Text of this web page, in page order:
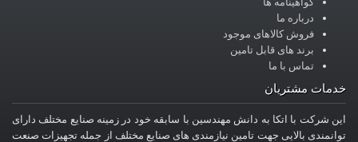
درباره ما
فروش کالاهای موجود
برند های قابل تامین
تماس با ما
خدمات مشتریان
این شرکت با اتکا به دانش مهندسین با سابقه خود در زمینه صنایع مختلف دارای
توانمندی بالایی جهت تامین نیازمندی های صنایع مختلف از جمله تجهیزات صنعت